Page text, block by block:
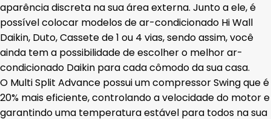
aparência discreta na sua área externa. Junto a ele, é
possível colocar modelos de ar-condicionado Hi Wall
Daikin, Duto, Cassete de 1 ou 4 vias, sendo assim, você
ainda tem a possibilidade de escolher o melhor ar-
condicionado Daikin para cada cômodo da sua casa.
O Multi Split Advance possui umcompressor Swing que é
20% mais eficiente, controlando a velocidade do motor e
garantindo uma temperatura estável para todos na sua